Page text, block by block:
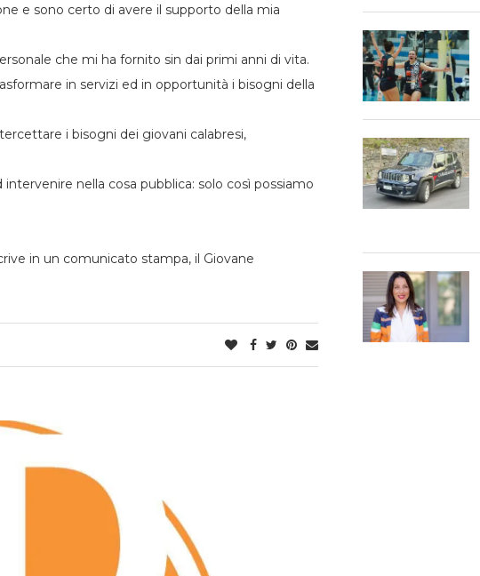
e sono certo di avere il supporto della mia
che mi ha fornito sin dai primi anni di vita.
in servizi ed in opportunità i bisogni della
i bisogni dei giovani calabresi,
nella cosa pubblica: solo così possiamo
in un comunicato stampa, il Giovane